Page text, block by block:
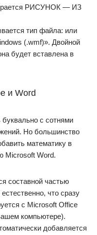
РИСУНОК — ИЗ
тип файла: или
(.wmf)». Двойной
будет вставлена в
и Word
с сотнями
Но большинство
математику в
Microsoft Word.
составной частью
что сразу
с Microsoft Office
компьютере).
добавляется